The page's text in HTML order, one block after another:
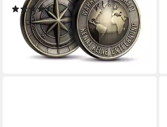
(9)
15,90 €
lieferbar - in 4-5 Werktagen bei dir